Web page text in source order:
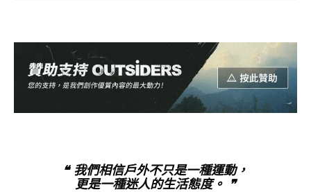
❝ 我們相信戶外不只是一種運動，
更是一種迷人的生活態度。 ❞